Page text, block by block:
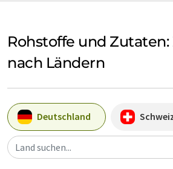
Rohstoffe und
nach Ländern
Deutschland
Land suchen...